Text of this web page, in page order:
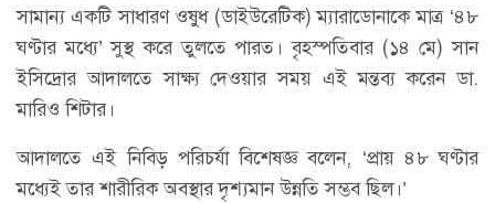
সামান্য একটি সাধারণ ওষুধ (ডাইউরেটিক) ম্যারাডোনাকে মাত্র ‘৪৮
ঘণ্টার মধ্যে’ সুস্থ করে তুলতে পারত। বৃহস্পতিবার (১৪ মে) সান
ইসিদ্রোর আদালতে সাক্ষ্য দেওয়ার সময় এই মন্তব্য করেন ডা.
মারিও শিটার।
আদালতে এই নিবিড় পরিচর্যা বিশেষজ্ঞ বলেন, ‘প্রায় ৪৮ ঘণ্টার
মধ্যেই তার শারীরিক অবস্থার দৃশ্যমান উন্নতি সম্ভব ছিল।’